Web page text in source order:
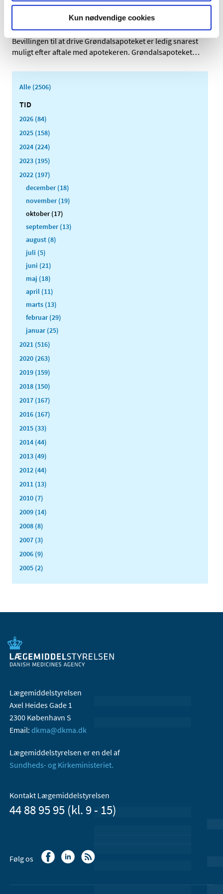
Kun nødvendige cookies
Genopslag: Ledig bevilling til
Grøndalsapoteket
|5. oktober 2022|
Bevillingen til at drive Grøndalsapoteket er ledig snarest
muligt efter aftale med apotekeren. Grøndalsapoteket…
Alle (2506)
TID
2026 (84)
2025 (158)
2024 (224)
2023 (195)
2022 (197)
december (18)
november (19)
oktober (17)
september (13)
august (8)
juli (5)
juni (21)
maj (18)
april (11)
marts (13)
februar (29)
januar (25)
2021 (516)
2020 (263)
2019 (159)
2018 (150)
2017 (167)
2016 (167)
2015 (33)
2014 (44)
2013 (49)
2012 (44)
2011 (13)
2010 (7)
2009 (14)
2008 (8)
2007 (3)
2006 (9)
2005 (2)
Lægemiddelstyrelsen
Axel Heides Gade 1
2300 København S
Email: dkma@dkma.dk
Lægemiddelstyrelsen er en del af
Sundheds- og Kirkeministeriet.
Kontakt Lægemiddelstyrelsen
44 88 95 95 (kl. 9 - 15)
Følg os